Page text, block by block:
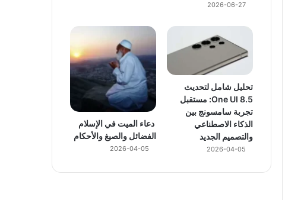
2026-06-27
تحليل شامل لتحديث
One UI 8.5: مستقبل
تجربة سامسونج بين
الذكاء الاصطناعي
والتصميم الجديد
2026-04-05
دعاء الميت في الإسلام
الفضائل والصيغ والأحكام
2026-04-05